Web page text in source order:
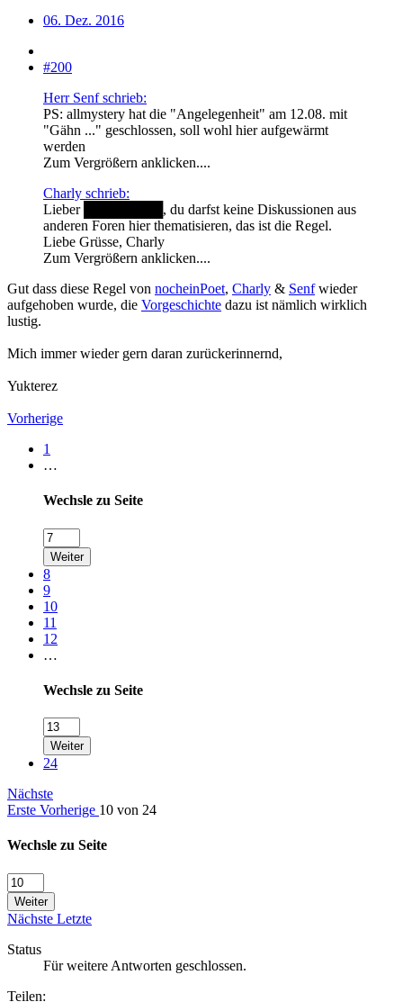
06. Dez. 2016
#200
Herr Senf schrieb:
PS: allmystery hat die "Angelegenheit" am 12.08. mit
"Gähn ..." geschlossen, soll wohl hier aufgewärmt
werden
Zum Vergrößern anklicken....
Charly schrieb:
Lieber ████████, du darfst keine Diskussionen aus
anderen Foren hier thematisieren, das ist die Regel.
Liebe Grüsse, Charly
Zum Vergrößern anklicken....
Gut dass diese Regel von nocheinPoet, Charly & Senfwieder
aufgehoben wurde, die Vorgeschichte dazu ist nämlich wirklich
lustig.
Mich immer wieder gern daran zurückerinnernd,
Yukterez
Vorherige
1
…
Wechsle zu Seite
Weiter
8
9
10
11
12
…
Wechsle zu Seite
Weiter
24
Nächste
Erste Vorherige 10 von 24
Wechsle zu Seite
Weiter
Nächste Letzte
Status
Für weitere Antworten geschlossen.
Teilen: